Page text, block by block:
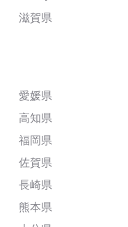
滋賀県
愛媛県
高知県
福岡県
佐賀県
長崎県
熊本県